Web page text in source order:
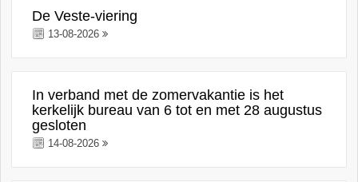
De Veste-viering
13-08-2026
In verband met de zomervakantie is het
kerkelijk bureau van 6 tot en met 28 augustus
gesloten
14-08-2026